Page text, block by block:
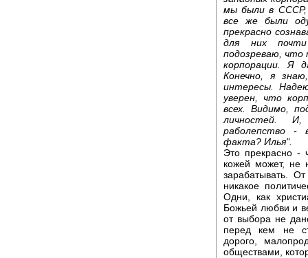
мы были в СССР,
все же были
прекрасно
для них почти
подозреваю,
корпорации. Я
Конечно, я
интересы.
уверен, что
всех. Видимо,
личностей.
раболепство -
факта? Илья".
Это прекрасно -
кожей может, не
зарабатывать.
никакое
Одни, как
Божьей любви и
от выбора не
перед кем не
дорого,
обществами,